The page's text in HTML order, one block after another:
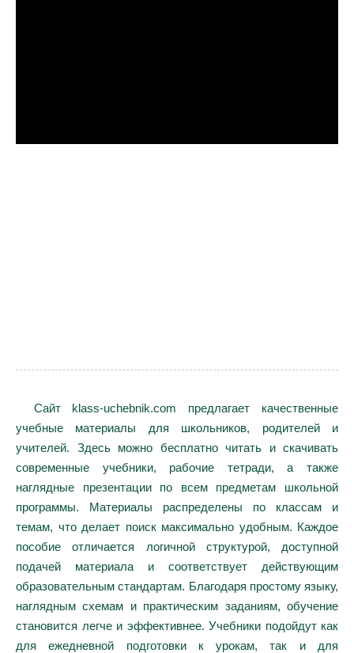
Сайт klass-uchebnik.com предлагает качественные
учебные материалы для школьников, родителей и
учителей. Здесь можно бесплатно читать и скачивать
современные учебники, рабочие тетради, а также
наглядные презентации по всем предметам школьной
программы. Материалы распределены по классам и
темам, что делает поиск максимально удобным. Каждое
пособие отличается логичной структурой, доступной
подачей материала и соответствует действующим
образовательным стандартам. Благодаря простому языку,
наглядным схемам и практическим заданиям, обучение
становится легче и эффективнее. Учебники подойдут как
для ежедневной подготовки к урокам, так и для